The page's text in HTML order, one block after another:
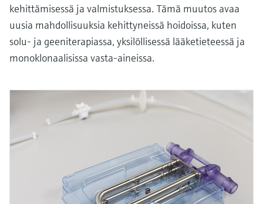
kehittämisessä ja valmistuksessa. Tämä muutos avaa
uusia mahdollisuuksia kehittyneissä hoidoissa, kuten
solu- ja geeniterapiassa, yksilöllisessä lääketieteessä ja
monoklonaalisissa vasta-aineissa.